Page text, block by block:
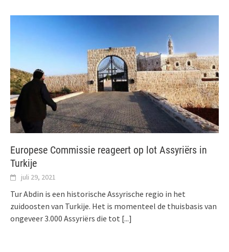
Europese Commissie reageert op lot Assyriërs in
Turkije
juli 29, 2021
Tur Abdin is een historische Assyrische regio in het
zuidoosten van Turkije. Het is momenteel de thuisbasis van
ongeveer 3.000 Assyriërs die tot [...]